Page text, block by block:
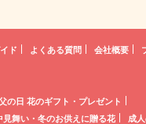
ド よくある質問 会社概要
の日 花のギフト・プレゼント
見舞い・冬のお供えに贈る花 成